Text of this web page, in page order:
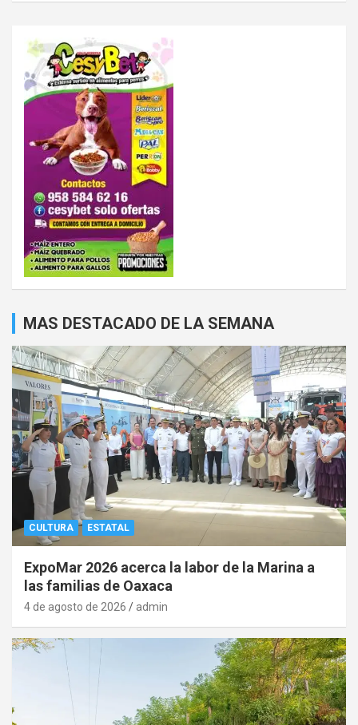
MAS DESTACADO DE LA SEMANA
CULTURA ESTATAL
ExpoMar 2026 acerca la labor de la Marina a
las familias de Oaxaca
4 de agosto de 2026 admin